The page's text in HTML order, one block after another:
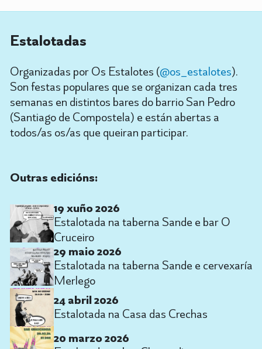
Estalotadas
Organizadas por Os Estalotes (@os_estalotes).
Son festas populares que se organizan cada tres
semanas en distintos bares do barrio San Pedro
(Santiago de Compostela) e están abertas a
todos/as os/as que queiran participar.
Outras edicións:
19 xuño 2026
Estalotada na taberna Sande e bar O
Cruceiro
29 maio 2026
Estalotada na taberna Sande e cervexaría
Merlego
24 abril 2026
Estalotada na Casa das Crechas
20 marzo 2026